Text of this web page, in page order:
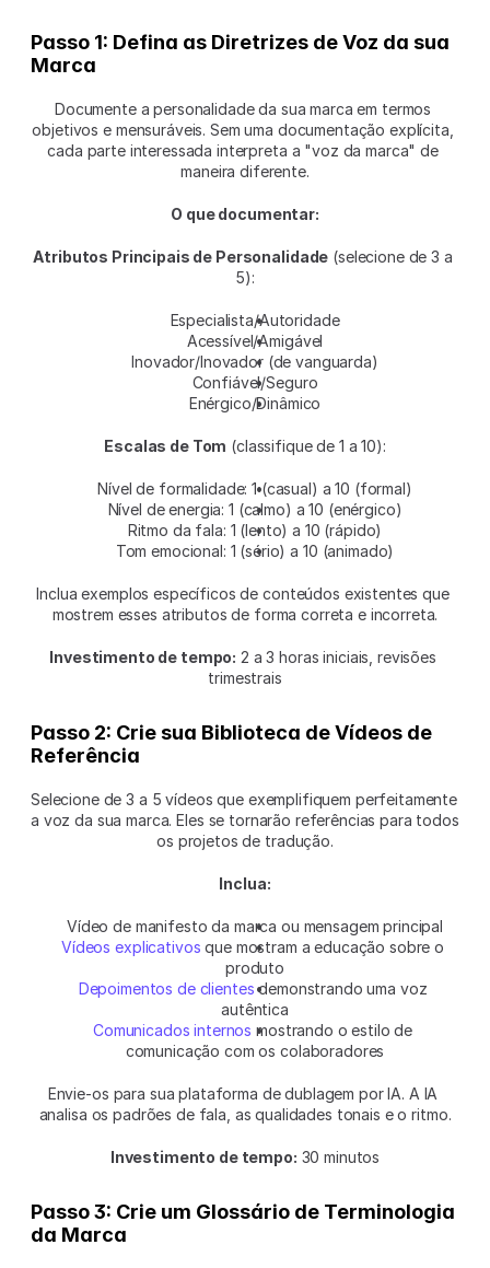
Passo 1: Defina as Diretrizes de Voz da sua
Marca
Documente a personalidade da sua marca em termos
objetivos e mensuráveis. Sem uma documentação explícita,
cada parte interessada interpreta a "voz da marca" de
maneira diferente.
O que documentar:
Atributos Principais de Personalidade (selecione de 3 a
5):
Especialista/Autoridade
Acessível/Amigável
Inovador/Inovador (de vanguarda)
Confiável/Seguro
Enérgico/Dinâmico
Escalas de Tom (classifique de 1 a 10):
Nível de formalidade: 1 (casual) a 10 (formal)
Nível de energia: 1 (calmo) a 10 (enérgico)
Ritmo da fala: 1 (lento) a 10 (rápido)
Tom emocional: 1 (sério) a 10 (animado)
Inclua exemplos específicos de conteúdos existentes que
mostrem esses atributos de forma correta e incorreta.
Investimento de tempo: 2 a 3 horas iniciais, revisões
trimestrais
Passo 2: Crie sua Biblioteca de Vídeos de
Referência
Selecione de 3 a 5 vídeos que exemplifiquem perfeitamente
a voz da sua marca. Eles se tornarão referências para todos
os projetos de tradução.
Inclua:
Vídeo de manifesto da marca ou mensagem principal
Vídeos explicativos que mostram a educação sobre o
produto
Depoimentos de clientes demonstrando uma voz
autêntica
Comunicados internos mostrando o estilo de
comunicação com os colaboradores
Envie-os para sua plataforma de dublagem por IA. A IA
analisa os padrões de fala, as qualidades tonais e o ritmo.
Investimento de tempo: 30 minutos
Passo 3: Crie um Glossário de Terminologia
da Marca